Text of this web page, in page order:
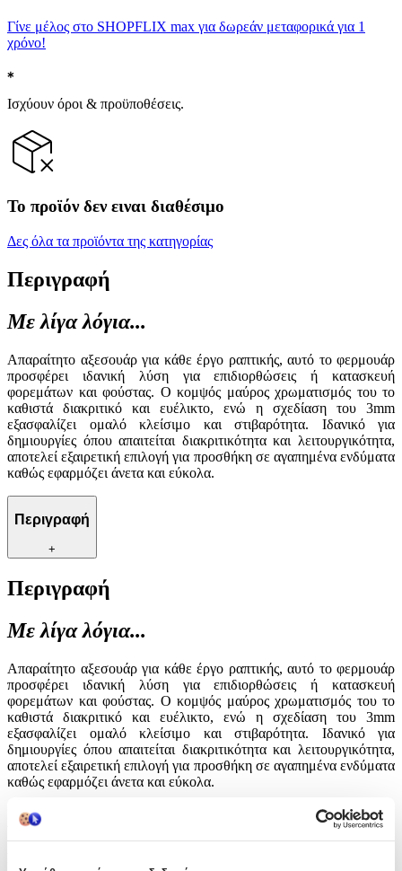
Γίνε μέλος στο SHOPFLIX max για δωρεάν μεταφορικά για 1
χρόνο!
Ισχύουν όροι & προϋποθέσεις.
Το προϊόν δεν ειναι διαθέσιμο
Δες όλα τα προϊόντα της κατηγορίας
Περιγραφή
Με λίγα λόγια...
Απαραίτητο αξεσουάρ για κάθε έργο ραπτικής, αυτό το φερμουάρ
προσφέρει ιδανική λύση για επιδιορθώσεις ή κατασκευή
φορεμάτων και φούστας. O κομψός μαύρος χρωματισμός του το
καθιστά διακριτικό και ευέλικτο, ενώ η σχεδίαση του 3mm
εξασφαλίζει ομαλό κλείσιμο και στιβαρότητα. Ιδανικό για
δημιουργίες όπου απαιτείται διακριτικότητα και λειτουργικότητα,
αποτελεί εξαιρετική επιλογή για προσθήκη σε αγαπημένα ενδύματα
καθώς εφαρμόζει άνετα και εύκολα.
Περιγραφή
+
Περιγραφή
Με λίγα λόγια...
Απαραίτητο αξεσουάρ για κάθε έργο ραπτικής, αυτό το φερμουάρ
προσφέρει ιδανική λύση για επιδιορθώσεις ή κατασκευή
φορεμάτων και φούστας. O κομψός μαύρος χρωματισμός του το
καθιστά διακριτικό και ευέλικτο, ενώ η σχεδίαση του 3mm
εξασφαλίζει ομαλό κλείσιμο και στιβαρότητα. Ιδανικό για
δημιουργίες όπου απαιτείται διακριτικότητα και λειτουργικότητα,
αποτελεί εξαιρετική επιλογή για προσθήκη σε αγαπημένα ενδύματα
καθώς εφαρμόζει άνετα και εύκολα.
Χαρακτηριστικά